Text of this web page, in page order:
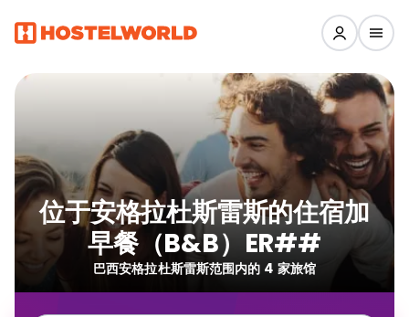
位于安格拉杜斯雷斯的住宿加
早餐（B&B）ER##
巴西安格拉杜斯雷斯范围内的 4 家旅馆